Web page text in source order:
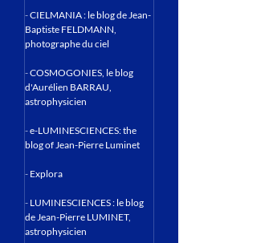
-CIELMANIA : le blog de Jean-
Baptiste FELDMANN,
photographe du ciel
-COSMOGONIES, le blog
d'Aurélien BARRAU,
astrophysicien
-e-LUMINESCIENCES: the
blog of Jean-Pierre Luminet
- Explora
- LUMINESCIENCES : le blog
de Jean-Pierre LUMINET,
astrophysicien